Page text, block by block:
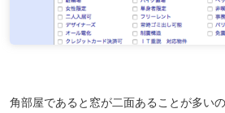
角部屋であると窓が二面あることが多い